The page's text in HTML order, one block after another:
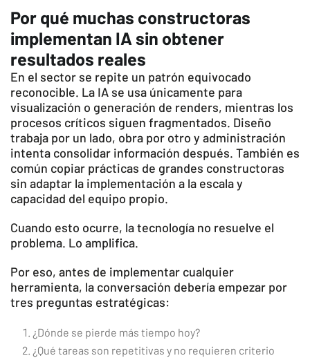
Por qué muchas constructoras
implementan IA sin obtener
resultados reales
En el sector se repite un patrón equivocado
reconocible. La IA se usa únicamente para
visualización o generación de renders, mientras los
procesos críticos siguen fragmentados. Diseño
trabaja por un lado, obra por otro y administración
intenta consolidar información después. También es
común copiar prácticas de grandes constructoras
sin adaptar la implementación a la escala y
capacidad del equipo propio.
Cuando esto ocurre, la tecnología no resuelve el
problema. Lo amplifica.
Por eso, antes de implementar cualquier
herramienta, la conversación debería empezar por
tres preguntas estratégicas:
¿Dónde se pierde más tiempo hoy?
¿Qué tareas son repetitivas y no requieren criterio